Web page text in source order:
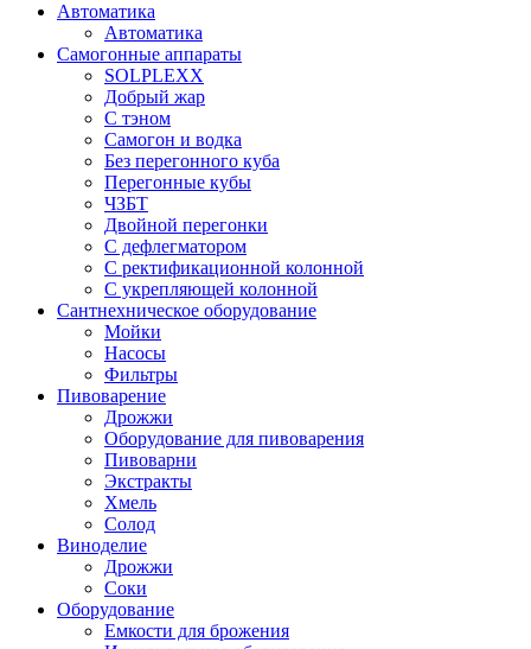
Автоматика
Автоматика
Самогонные аппараты
SOLPLEXX
Добрый жар
С тэном
Самогон и водка
Без перегонного куба
Перегонные кубы
ЧЗБТ
Двойной перегонки
С дефлегматором
С ректификационной колонной
С укрепляющей колонной
Сантнехническое оборудование
Мойки
Насосы
Фильтры
Пивоварение
Дрожжи
Оборудование для пивоварения
Пивоварни
Экстракты
Хмель
Солод
Виноделие
Дрожжи
Соки
Оборудование
Емкости для брожения